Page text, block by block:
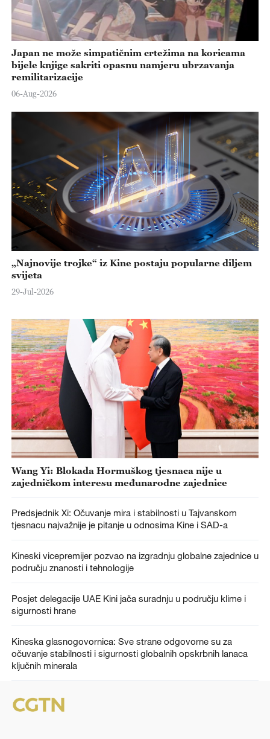
Japan ne može simpatičnim crtežima na koricama
bijele knjige sakriti opasnu namjeru ubrzavanja
remilitarizacije
06-Aug-2026
„Najnovije trojke“ iz Kine postaju popularne diljem
svijeta
29-Jul-2026
Wang Yi: Blokada Hormuškog tjesnaca nije u
zajedničkom interesu međunarodne zajednice
Predsjednik Xi: Očuvanje mira i stabilnosti u Tajvanskom
tjesnacu najvažnije je pitanje u odnosima Kine i SAD-a
Kineski vicepremijer pozvao na izgradnju globalne zajednice u
području znanosti i tehnologije
Posjet delegacije UAE Kini jača suradnju u području klime i
sigurnosti hrane
Kineska glasnogovornica: Sve strane odgovorne su za
očuvanje stabilnosti i sigurnosti globalnih opskrbnih lanaca
ključnih minerala